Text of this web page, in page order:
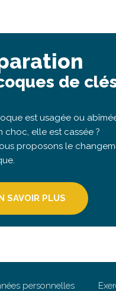
de
est usagée ou
choc, elle est cassée ?
proposons le
SAVOIR PLUS
personnelles